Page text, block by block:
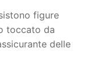
figure
toccato da
delle